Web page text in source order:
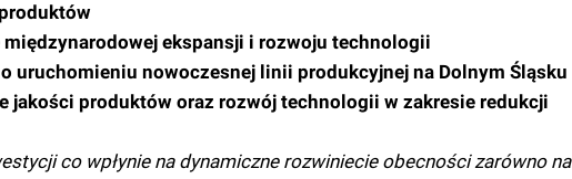
międzynarodowej ekspansji i rozwoju technologii
o uruchomieniu nowoczesnej linii produkcyjnej na Dolnym Śląsku
jakości produktów oraz rozwój technologii w zakresie redukcji
co wpłynie na dynamiczne rozwiniecie obecności zarówno na